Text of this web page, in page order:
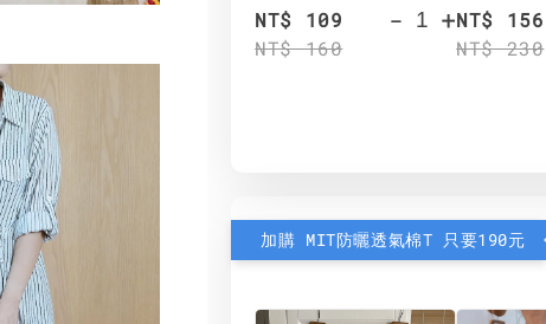
NT$ 109
NT$ 160
- +NT$ 156
NT$ 230
加購 MIT防曬透氣棉T 只要190元